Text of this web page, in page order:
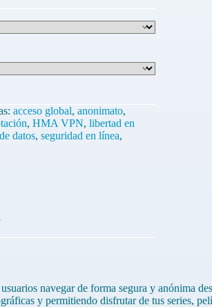
acceso global, anonimato,
, HMA VPN, libertad en
datos, seguridad en línea,
navegar de forma segura y anónima
y permitiendo disfrutar de tus series,